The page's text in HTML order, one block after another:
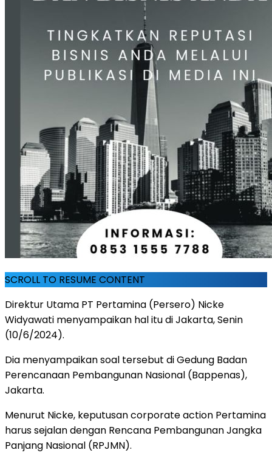
SCROLL TO RESUME CONTENT
Direktur Utama PT Pertamina (Persero) Nicke
Widyawati menyampaikan hal itu di Jakarta, Senin
(10/6/2024).
Dia menyampaikan soal tersebut di Gedung Badan
Perencanaan Pembangunan Nasional (Bappenas),
Jakarta.
Menurut Nicke, keputusan corporate action Pertamina
harus sejalan dengan Rencana Pembangunan Jangka
Panjang Nasional (RPJMN).